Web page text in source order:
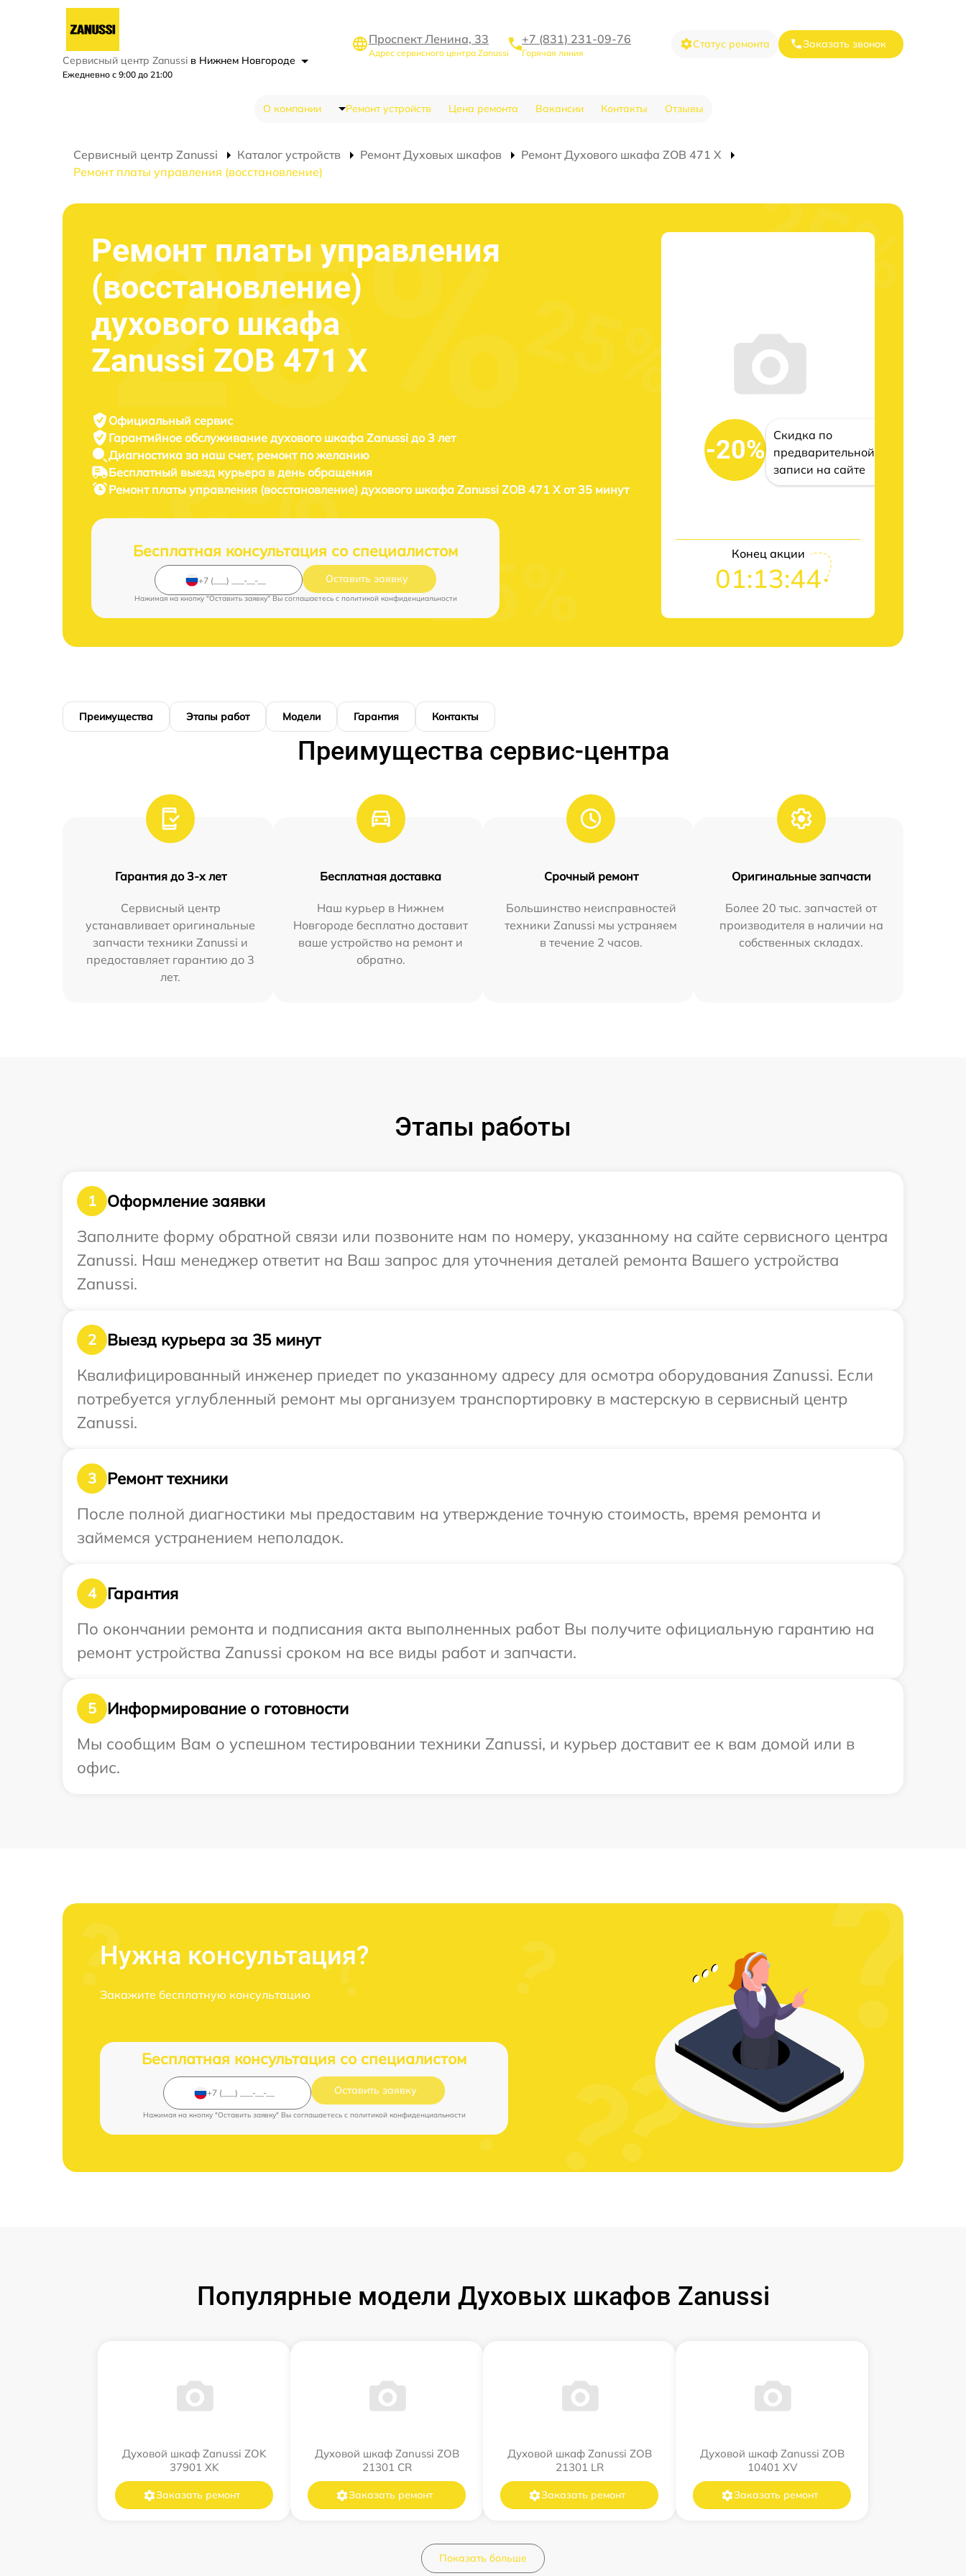
Сервисный центр Zanussi в Нижнем Новгороде
Ежедневно с 9:00 до 21:00
Проспект Ленина, 33
Адрес сервисного центра Zanussi
+7 (831) 231-09-76
Горячая линия
Статус ремонта Заказать звонок
О компании Ремонт устройств Цена ремонта Вакансии Контакты Отзывы
Сервисный центр Zanussi Каталог устройств Ремонт Духовых шкафов
Ремонт Духового шкафа ZOB 471 X
Ремонт платы управления (восстановление)
Ремонт платы управления
(восстановление)
духового шкафа
Zanussi ZOB 471 X
Официальный сервис
Гарантийное обслуживание духового шкафа Zanussi до 3 лет
Диагностика за наш счет, ремонт по желанию
Бесплатный выезд курьера в день обращения
Ремонт платы управления (восстановление) духового шкафа Zanussi ZOB 471 X от 35 минут
Бесплатная консультация со специалистом
Оставить заявку
Нажимая на кнопку "Оставить заявку" Вы соглашаетесь c политикой конфиденциальности
-20%
Скидка по
предварительной
записи на сайте
Конец акции
01:13:43
Преимущества Этапы работ Модели Гарантия Контакты
Преимущества сервис-центра
Гарантия до 3-х лет
Сервисный центр
устанавливает оригинальные
запчасти техники Zanussi и
предоставляет гарантию до 3
лет.
Бесплатная доставка
Наш курьер в Нижнем
Новгороде бесплатно доставит
ваше устройство на ремонт и
обратно.
Срочный ремонт
Большинство неисправностей
техники Zanussi мы устраняем
в течение 2 часов.
Оригинальные запчасти
Более 20 тыс. запчастей от
производителя в наличии на
собственных складах.
Этапы работы
1
Оформление заявки
Заполните форму обратной связи или позвоните нам по номеру, указанному на сайте сервисного центра
Zanussi. Наш менеджер ответит на Ваш запрос для уточнения деталей ремонта Вашего устройства
Zanussi.
2
Выезд курьера за 35 минут
Квалифицированный инженер приедет по указанному адресу для осмотра оборудования Zanussi. Если
потребуется углубленный ремонт мы организуем транспортировку в мастерскую в сервисный центр
Zanussi.
3
Ремонт техники
После полной диагностики мы предоставим на утверждение точную стоимость, время ремонта и
займемся устранением неполадок.
4
Гарантия
По окончании ремонта и подписания акта выполненных работ Вы получите официальную гарантию на
ремонт устройства Zanussi сроком на все виды работ и запчасти.
5
Информирование о готовности
Мы сообщим Вам о успешном тестировании техники Zanussi, и курьер доставит ее к вам домой или в
офис.
Нужна консультация?
Закажите бесплатную консультацию
Бесплатная консультация со специалистом
Оставить заявку
Нажимая на кнопку "Оставить заявку" Вы соглашаетесь c политикой конфиденциальности
Популярные модели Духовых шкафов Zanussi
Духовой шкаф Zanussi ZOK
37901 XK
Заказать ремонт
Духовой шкаф Zanussi ZOB
21301 CR
Заказать ремонт
Духовой шкаф Zanussi ZOB
21301 LR
Заказать ремонт
Духовой шкаф Zanussi ZOB
10401 XV
Заказать ремонт
Показать больше